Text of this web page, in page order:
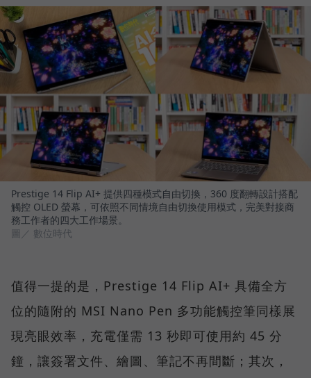
Prestige 14 Flip AI+ 提供四種模式自由切換，360 度翻轉設計搭配
觸控 OLED 螢幕，可依照不同情境自由切換使用模式，完美對接商
務工作者的四大工作場景。
圖／ 數位時代
值得一提的是，Prestige 14 Flip AI+ 具備全方
位的隨附的 MSI Nano Pen 多功能觸控筆同樣展
現亮眼效率，充電僅需 13 秒即可使用約 45 分
鐘，讓簽署文件、繪圖、筆記不再間斷；其次，